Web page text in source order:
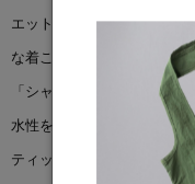
エットへとアップデート。
な着こなしにフィットする
「シャトー パーカ ジャパ
水性を兼ね備えた、ブラン
ティックテック®素材を採